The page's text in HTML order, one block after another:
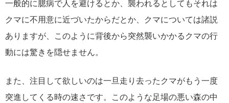
一般的に臆病で人を避けるとか、襲われるとしてもそれは
クマに不用意に近づいたからだとか、クマについては諸説
ありますが、このように背後から突然襲いかかるクマの行
動には驚きを隠せません。
また、注目して欲しいのは一旦走り去ったクマがもう一度
突進してくる時の速さです。このような足場の悪い森の中